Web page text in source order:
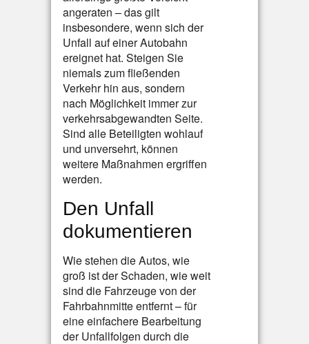
angeraten – das gilt
insbesondere, wenn sich der
Unfall auf einer Autobahn
ereignet hat. Steigen Sie
niemals zum fließenden
Verkehr hin aus, sondern
nach Möglichkeit immer zur
verkehrsabgewandten Seite.
Sind alle Beteiligten wohlauf
und unversehrt, können
weitere Maßnahmen ergriffen
werden.
Den Unfall
dokumentieren
Wie stehen die Autos, wie
groß ist der Schaden, wie weit
sind die Fahrzeuge von der
Fahrbahnmitte entfernt – für
eine einfachere Bearbeitung
der Unfallfolgen durch die